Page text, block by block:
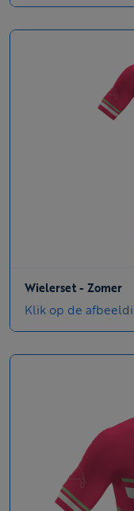
Wielerset - Zomer
Klik op de